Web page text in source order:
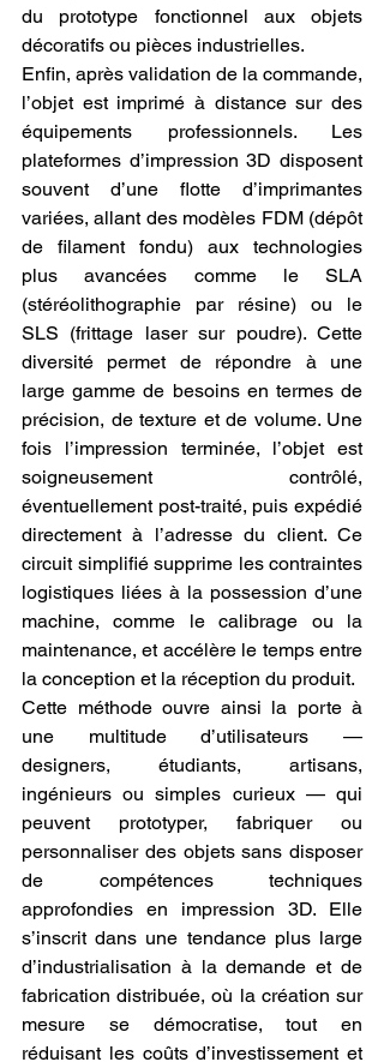
du prototype fonctionnel aux objets
décoratifs ou pièces industrielles.
Enfin, après validation de la commande,
l’objet est imprimé à distance sur des
équipements professionnels. Les
plateformes d’impression 3D disposent
souvent d’une flotte d’imprimantes
variées, allant des modèles FDM (dépôt
de filament fondu) aux technologies
plus avancées comme le SLA
(stéréolithographie par résine) ou le
SLS (frittage laser sur poudre). Cette
diversité permet de répondre à une
large gamme de besoins en termes de
précision, de texture et de volume. Une
fois l’impression terminée, l’objet est
soigneusement contrôlé,
éventuellement post-traité, puis expédié
directement à l’adresse du client. Ce
circuit simplifié supprime les contraintes
logistiques liées à la possession d’une
machine, comme le calibrage ou la
maintenance, et accélère le temps entre
la conception et la réception du produit.
Cette méthode ouvre ainsi la porte à
une multitude d’utilisateurs —
designers, étudiants, artisans,
ingénieurs ou simples curieux — qui
peuvent prototyper, fabriquer ou
personnaliser des objets sans disposer
de compétences techniques
approfondies en impression 3D. Elle
s’inscrit dans une tendance plus large
d’industrialisation à la demande et de
fabrication distribuée, où la création sur
mesure se démocratise, tout en
réduisant les coûts d’investissement et